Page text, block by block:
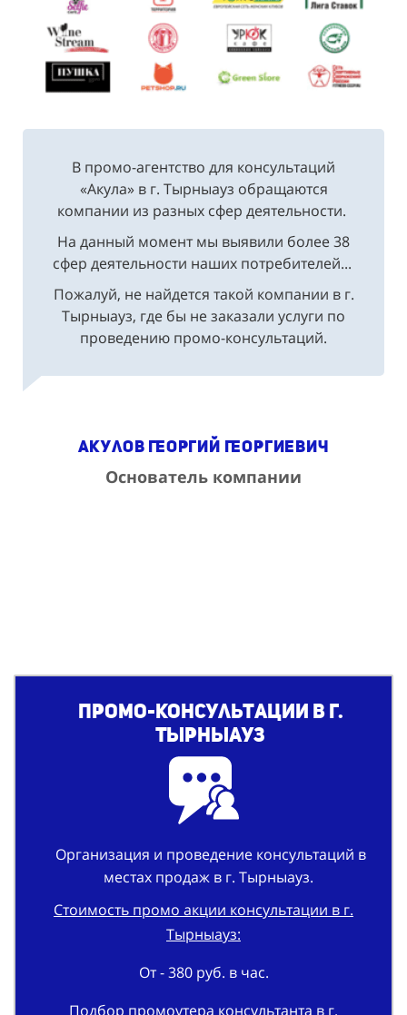
В промо-агентство для консультаций
«Акула» в г. Тырныауз обращаются
компании из разных сфер деятельности.
На данный момент мы выявили более 38
сфер деятельности наших потребителей...
Пожалуй, не найдется такой компании в г.
Тырныауз, где бы не заказали услуги по
проведению промо-консультаций.
Акулов Георгий Георгиевич
Основатель компании
Промо-консультации в г.
Тырныауз
Организация и проведение консультаций в
местах продаж в г. Тырныауз.
Стоимость промо акции консультации в г.
Тырныауз:
От - 380 руб. в час.
Подбор промоутера консультанта в г.